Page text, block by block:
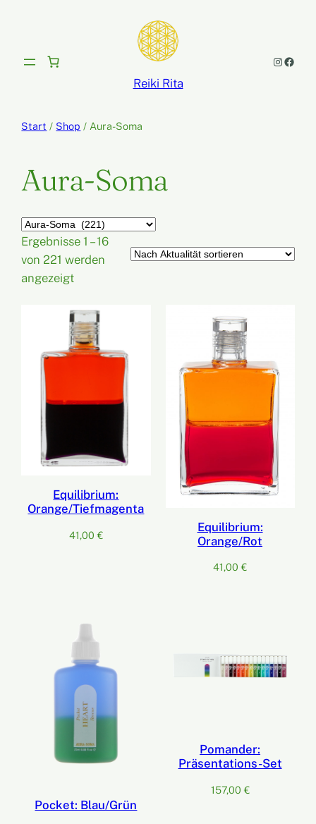
Reiki Rita
Instagram Facebook
Start / Shop / Aura-Soma
Aura-Soma
Produktkategorien
Ergebnisse 1 – 16
von 221 werden
angezeigtNach
sortiert
Equilibrium:
Orange/Tiefmagenta
41,00€
Equilibrium:
Orange/Rot
41,00€
Pocket: Blau/Grün
Pomander:
Präsentations-Set
157,00€